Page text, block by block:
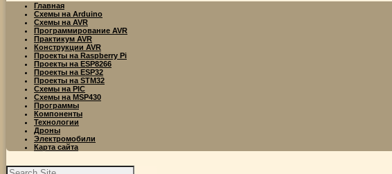
Главная
Схемы на Arduino
Схемы на AVR
Программирование AVR
Практикум AVR
Конструкции AVR
Проекты на Raspberry Pi
Проекты на ESP8266
Проекты на ESP32
Проекты на STM32
Схемы на PIC
Схемы на MSP430
Программы
Компоненты
Технологии
Дроны
Электромобили
Карта сайта
Найти: